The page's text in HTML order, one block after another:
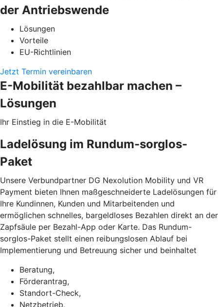
der Antriebswende
Lösungen
Vorteile
EU-Richtlinien
Jetzt Termin vereinbaren
E-Mobilität bezahlbar machen –
Lösungen
Ihr Einstieg in die E-Mobilität
Ladelösung im Rundum-sorglos-
Paket
Unsere Verbundpartner DG Nexolution Mobility und VR
Payment bieten Ihnen maßgeschneiderte Ladelösungen für
Ihre Kundinnen, Kunden und Mitarbeitenden und
ermöglichen schnelles, bargeldloses Bezahlen direkt an der
Zapfsäule per Bezahl-App oder Karte. Das Rundum-
sorglos-Paket stellt einen reibungslosen Ablauf bei
Implementierung und Betreuung sicher und beinhaltet
Beratung,
Förderantrag,
Standort-Check,
Netzbetrieb,